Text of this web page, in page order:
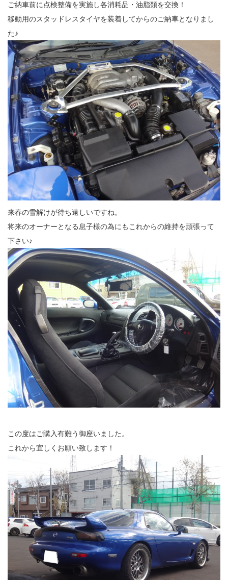
ご納車前に点検整備を実施し各消耗品・油脂類を交換！
移動用のスタッドレスタイヤを装着してからのご納車となりまし
た♪
来春の雪解けが待ち遠しいですね。
将来のオーナーとなる息子様の為にもこれからの維持を頑張って
下さい♪
この度はご購入有難う御座いました。
これから宜しくお願い致します！